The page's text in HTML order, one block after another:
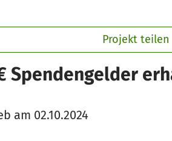
Projekt teilen
Spendengelder
am 02.10.2024